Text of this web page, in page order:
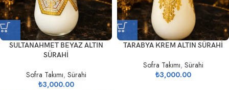
SULTANAHMET BEYAZ ALTIN
SÜRAHİ
Sofra Takımı, Sürahi
₺3,000.00
TARABYA KREM ALTIN SÜRAHİ
Sofra Takımı, Sürahi
₺3,000.00